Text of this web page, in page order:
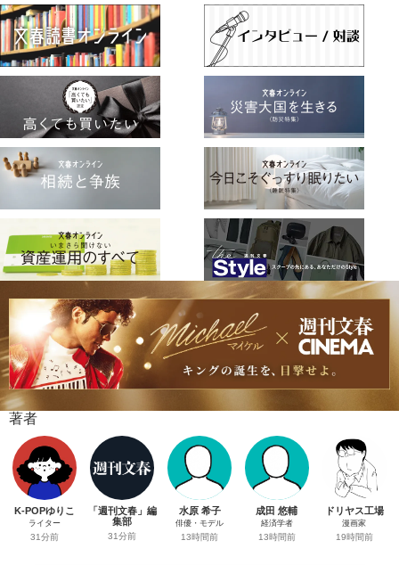
著者
K-POPゆりこ
ライター
31分前
「週刊文春」編
集部
31分前
水原 希子
俳優・モデル
13時間前
成田 悠輔
経済学者
13時間前
ドリヤス工場
漫画家
19時間前